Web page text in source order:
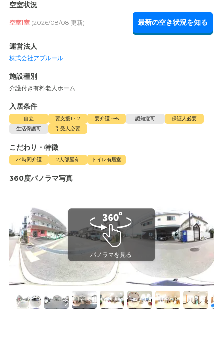
空室状況
空室1室 (2026/08/08 更新) 最新の空き状況を知る
運営法人
株式会社アプルール
施設種別
介護付き有料老人ホーム
入居条件
自立 要支援1・2 要介護1〜5 認知症可
保証人必要
生活保護可
引受人必要
こだわり・特徴
24時間介護 2人部屋有 トイレ有居室
360度パノラマ写真